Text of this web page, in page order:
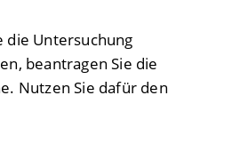
die Untersuchung
beantragen Sie die
Nutzen Sie dafür den